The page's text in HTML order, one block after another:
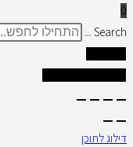
0
Search ...
דילוג לתוכן